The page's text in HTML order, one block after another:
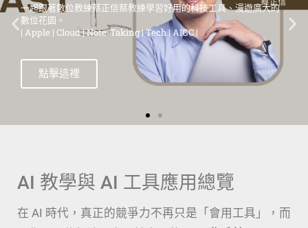
一起跟著數位教練蔡正信蔡教練學習好用的科技工具、漫遊廣大的
數位花園。
| Apple | Cloud | Note-Taking | Tech | AIGC |
點擊這裡
AI 教學與 AI 工具應用總覽
在 AI 時代，真正的競爭力不再只是「會用工具」，而